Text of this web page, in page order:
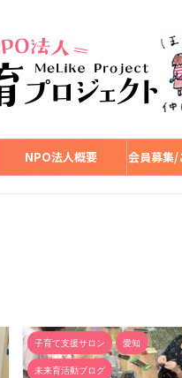
NPO法人概要 会員募集/
子育て支援サロン 愛知
未来育活動ブログ